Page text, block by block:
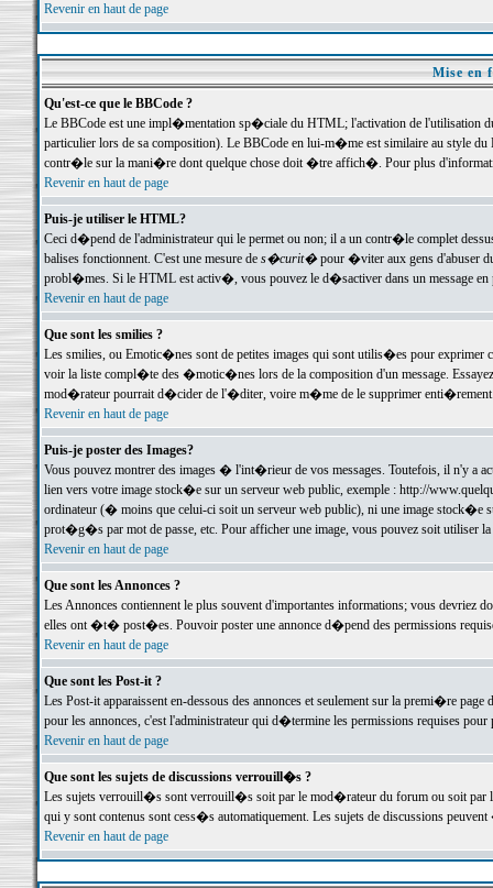
Revenir en haut de page
Mise en
Qu'est-ce que le BBCode ?
Le BBCode est une impl�mentation sp�ciale du HTML; l'activation de l'utilisation
particulier lors de sa composition). Le BBCode en lui-m�me est similaire au style
contr�le sur la mani�re dont quelque chose doit �tre affich�. Pour plus
Revenir en haut de page
Puis-je utiliser le HTML?
Ceci d�pend de l'administrateur qui le permet ou non; il a un contr�le complet
balises fonctionnent. C'est une mesure de s�curit�pour �viter aux gens d'abuser
probl�mes. Si le HTML est activ�, vous pouvez le d�sactiver dans un message en
Revenir en haut de page
Que sont les smilies ?
Les smilies, ou Emotic�nes sont de petites images qui sont utilis�es pour exprimer
voir la liste compl�te des �motic�nes lors de la composition d'un message.
mod�rateur pourrait d�cider de l'�diter, voire m�me de le supprimer
Revenir en haut de page
Puis-je poster des Images?
Vous pouvez montrer des images � l'int�rieur de vos messages. Toutefois, il n'y a
lien vers votre image stock�e sur un serveur web public, exemple : http://
ordinateur (� moins que celui-ci soit un serveur web public), ni une image stock�e
prot�g�s par mot de passe, etc. Pour afficher une image, vous pouvez soit
Revenir en haut de page
Que sont les Annonces ?
Les Annonces contiennent le plus souvent d'importantes informations; vous devriez
elles ont �t� post�es. Pouvoir poster une annonce d�pend des permissions
Revenir en haut de page
Que sont les Post-it ?
Les Post-it apparaissent en-dessous des annonces et seulement sur la premi�re
pour les annonces, c'est l'administrateur qui d�termine les permissions requises pour
Revenir en haut de page
Que sont les sujets de discussions verrouill�s ?
Les sujets verrouill�s sont verrouill�s soit par le mod�rateur du forum ou soit par
qui y sont contenus sont cess�s automatiquement. Les sujets de discussions
Revenir en haut de page